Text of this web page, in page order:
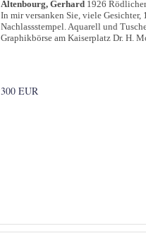
Altenbourg, Gerhard 1926
In mir versanken Sie, viele Gesichter,
Nachlassstempel. Aquarell und
Graphikbörse am Kaiserplatz Dr. H.
300 EUR